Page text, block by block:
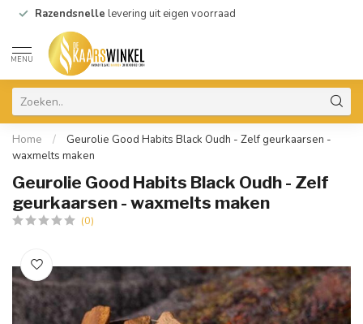
Razendsnelle levering uit eigen voorraad
MENU
Home /
Geurolie Good Habits Black Oudh - Zelf geurkaarsen -
waxmelts maken
Geurolie Good Habits Black Oudh - Zelf
geurkaarsen - waxmelts maken
(0)